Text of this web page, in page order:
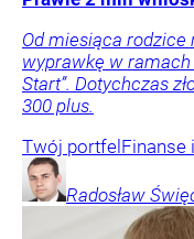
Od miesiąca rodzice
wyprawkę w
Start”. Dotychczas
300 plus.
Twój portfel Finanse
Radosław